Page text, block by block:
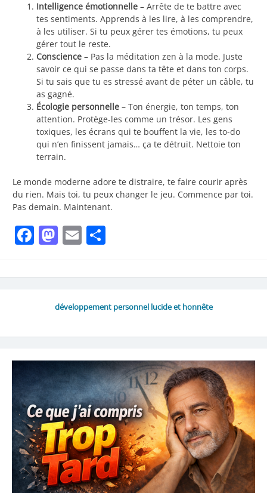
Intelligence émotionnelle – Arrête de te battre avec
tes sentiments. Apprends à les lire, à les comprendre,
à les utiliser. Si tu peux gérer tes émotions, tu peux
gérer tout le reste.
Conscience – Pas la méditation zen à la mode. Juste
savoir ce qui se passe dans ta tête et dans ton corps.
Si tu sais que tu es stressé avant de péter un câble, tu
as gagné.
Écologie personnelle – Ton énergie, ton temps, ton
attention. Protège-les comme un trésor. Les gens
toxiques, les écrans qui te bouffent la vie, les to-do
qui n’en finissent jamais… ça te détruit. Nettoie ton
terrain.
Le monde moderne adore te distraire, te faire courir après
du rien. Mais toi, tu peux changer le jeu. Commence par toi.
Pas demain. Maintenant.
Facebook
Mastodon
Email
développement personnel lucide et honnête